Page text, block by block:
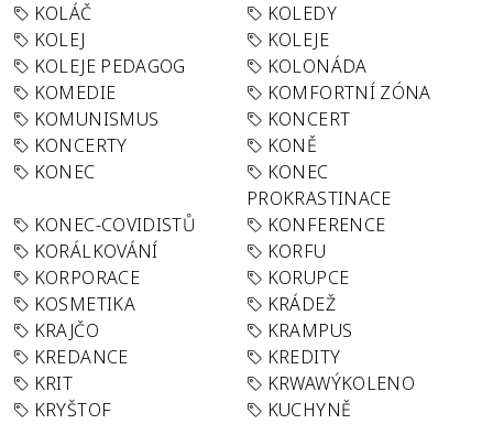
KOLÁČ
KOLEDY
KOLEJ
KOLEJE
KOLEJE PEDAGOG
KOLONÁDA
KOMEDIE
KOMFORTNÍ ZÓNA
KOMUNISMUS
KONCERT
KONCERTY
KONĚ
KONEC
KONEC
PROKRASTINACE
KONEC-COVIDISTŮ
KONFERENCE
KORÁLKOVÁNÍ
KORFU
KORPORACE
KORUPCE
KOSMETIKA
KRÁDEŽ
KRAJČO
KRAMPUS
KREDANCE
KREDITY
KRIT
KRWAWÝKOLENO
KRYŠTOF
KUCHYNĚ